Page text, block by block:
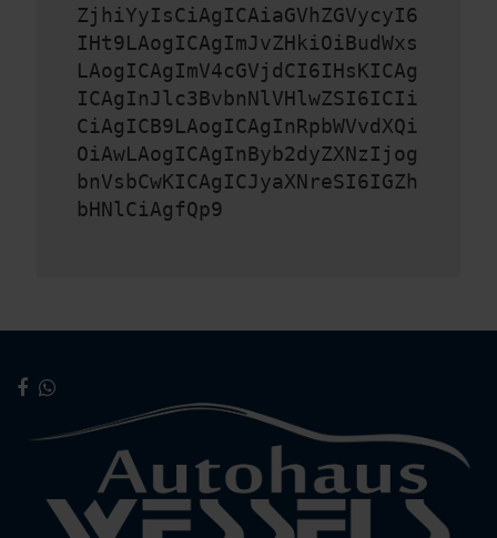
ZjhiYyIsCiAgICAiaGVhZGVycyI6
IHt9LAogICAgImJvZHkiOiBudWxs
LAogICAgImV4cGVjdCI6IHsKICAg
ICAgInJlc3BvbnNlVHlwZSI6ICIi
CiAgICB9LAogICAgInRpbWVvdXQi
OiAwLAogICAgInByb2dyZXNzIjog
bnVsbCwKICAgICJyaXNreSI6IGZh
bHNlCiAgfQp9